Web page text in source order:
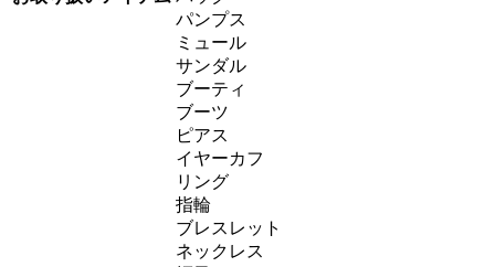
パンプス
ミュール
サンダル
ブーティ
ブーツ
ピアス
イヤーカフ
リング
指輪
ブレスレット
ネックレス